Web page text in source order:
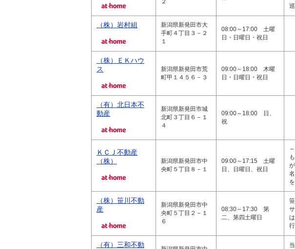
２
（株）岩村組
新潟県新発田市大
手町４丁目３－２
１
08:00～17:00 土曜
日・日曜日・祝日
（株）ＥＫハウ
ス
新潟県新発田市荒
町甲１４５６－３
09:00～18:00 木曜
日・日曜日・祝日
（有）北日本不
動産
新潟県新発田市城
北町３丁目６－１
４
09:00～18:00 日、
祝
ＫＣＪ不動産
（株）
新潟県新発田市中
央町５丁目８－１
09:00～17:15 土曜
日、日曜日、祝日
（株）笹川不動
産
新潟県新発田市中
央町５丁目２－１
６
08:30～17:30 第
二、第四土曜日
（有）三和不動